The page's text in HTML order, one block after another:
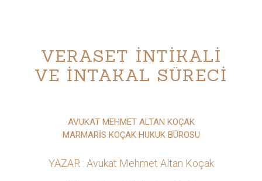
VERASET İNTİKALİ
VE İNTAKAL SÜRECİ
AVUKAT MEHMET ALTAN KOÇAK
MARMARİS KOÇAK HUKUK BÜROSU
YAZAR : Avukat Mehmet Altan Koçak